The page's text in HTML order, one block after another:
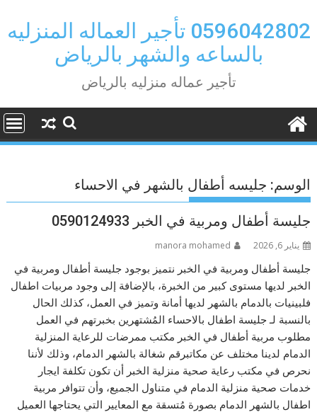
to
content
0596042802 تأجير العماله المنزليه
بالساعه والشهر بالرياض
تأجير عماله منزليه بالرياض
الوسم: جليسه أطفال بالشهر في الاحساء
جليسة أطفال ومربية في الخبر 0590124933
يناير 6, 2026 manora mohamed
جليسة أطفال ومربية في الخبر نتميز بوجود جليسة أطفال ومربية في
الخبر لديها مستوى كبير من الخبرة، بالإضافة إلى وجود مربيات اطفال
فلبينيات بالدمام بالشهر لديها أمانة وتميز في العمل، كذلك الحال
بالنسبة لـ جليسة اطفال بالاحساء المُشتهرين بخبرتهم في العمل
مطلوب مربية أطفال في الخبر مكتب ممرضات للرعاية المنزلية
الدمام لدينا مختلف عن مكاتبرقم شغالة بالشهر الدمام، وذلك لأننا
نحرص في مكتب رعاية صحية منزلية الخبر أن تكون تكلفة ايجار
خدمات صحية منزلية الدمام في متناول الجميع، وأن تتوافر مربية
اطفال بالشهر الدمام بصورة مُتسقة مع المعايير التي يحتاجها العميل